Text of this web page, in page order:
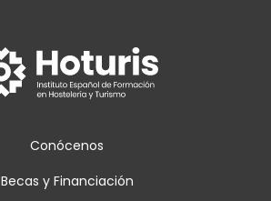
Conócenos
Becas y Financiación